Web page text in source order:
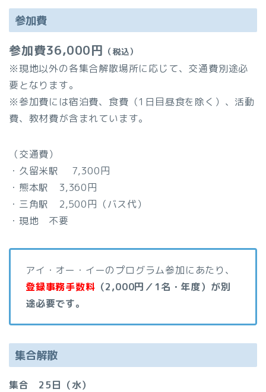
参加費
参加費36,000円 （税込）
※現地以外の各集合解散場所に応じて、交通費別途必
要となります。
※参加費には宿泊費、食費（1日目昼食を除く）、活動
費、教材費が含まれています。
（交通費）
・久留米駅 7,300円
・熊本駅 3,360円
・三角駅 2,500円（バス代）
・現地 不要
アイ・オー・イーのプログラム参加にあたり、
登録事務手数料 （2,000円／1名・年度）が別
途必要です。
集合解散
集合 25日（水）